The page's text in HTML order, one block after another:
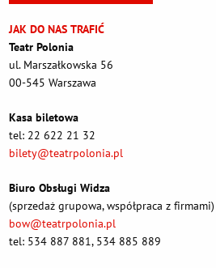
JAK DO NAS TRAFIĆ
Teatr Polonia
ul. Marszałkowska 56
00-545 Warszawa
Kasa biletowa
tel: 22 622 21 32
bilety@teatrpolonia.pl
Biuro Obsługi Widza
(sprzedaż grupowa, współpraca z firmami)
bow@teatrpolonia.pl
tel: 534 887 881, 534 885 889